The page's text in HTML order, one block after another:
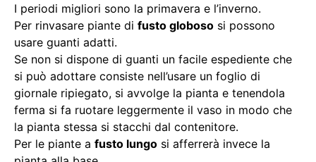
I periodi migliori sono la primavera e l’inverno.
Per rinvasare piante di fusto globoso si possono
usare guanti adatti.
Se non si dispone di guanti un facile espediente che
si può adottare consiste nell’usare un foglio di
giornale ripiegato, si avvolge la pianta e tenendola
ferma si fa ruotare leggermente il vaso in modo che
la pianta stessa si stacchi dal contenitore.
Per le piante a fusto lungo si afferrerà invece la